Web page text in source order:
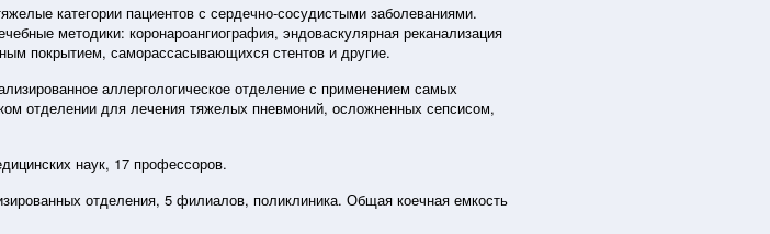
категории пациентов с сердечно-сосудистыми заболеваниями.
методики: коронароангиография, эндоваскулярная реканализация
покрытием, саморассасывающихся стентов и другие.
аллергологическое отделение с применением самых
отделении для лечения тяжелых пневмоний, осложненных сепсисом,
наук, 17 профессоров.
отделения, 5 филиалов, поликлиника. Общая коечная емкость